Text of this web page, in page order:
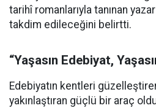
tarihî romanlarıyla tanınan
takdim edileceğini belirtti.
“Yaşasın Edebiyat,
Edebiyatın kentleri
yakınlaştıran güçlü bir araç